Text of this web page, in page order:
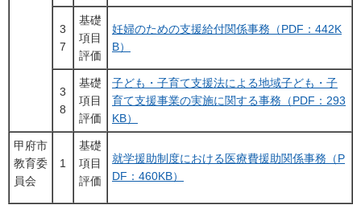
3
7
基礎
項目
評価
妊婦のための支援給付関係事務（PDF：442K
B）
3
8
基礎
項目
評価
子ども・子育て支援法による地域子ども・子
育て支援事業の実施に関する事務（PDF：293
KB）
甲府市
教育委
員会
1
基礎
項目
評価
就学援助制度における医療費援助関係事務（P
DF：460KB）